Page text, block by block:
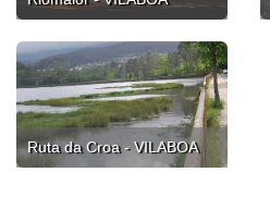
Ruta da Croa - VILABOA